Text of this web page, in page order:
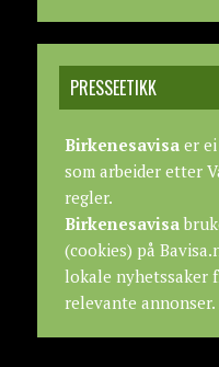
PRESSEETIKK
Birkenesavisaer ei
som arbeider etter
regler.
Birkenesavisa
(cookies) på
lokale nyhetssaker
relevante annonser.